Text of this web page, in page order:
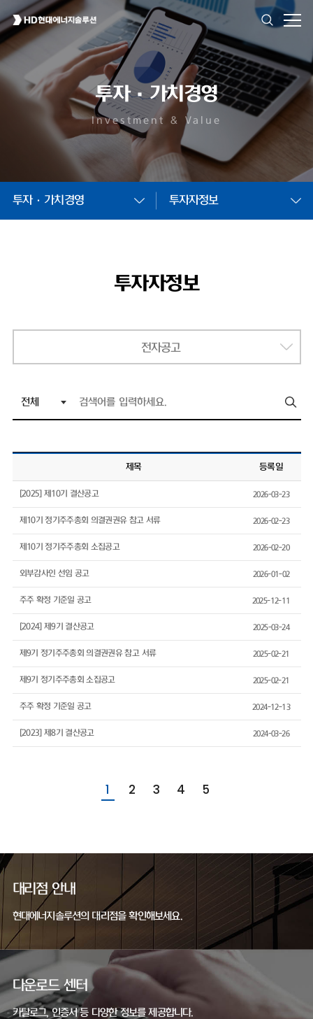
투자·가치경영
Investment & Value
투자·가치경영 투자자정보
투자자정보
전자공고
제목 등록일
[2025] 제10기 결산공고 2026-03-23
제10기 정기주주총회 의결권권유 참고 서류 2026-02-23
제10기 정기주주총회 소집공고 2026-02-20
외부감사인 선임 공고 2026-01-02
주주 확정 기준일 공고 2025-12-11
[2024] 제9기 결산공고 2025-03-24
제9기 정기주주총회 의결권권유 참고 서류 2025-02-21
제9기 정기주주총회 소집공고 2025-02-21
주주 확정 기준일 공고 2024-12-13
[2023] 제8기 결산공고 2024-03-26
1 2 3 4 5
대리점 안내
현대에너지솔루션의 대리점을 확인해보세요.
다운로드 센터
카탈로그, 인증서 등 다양한 정보를 제공합니다.